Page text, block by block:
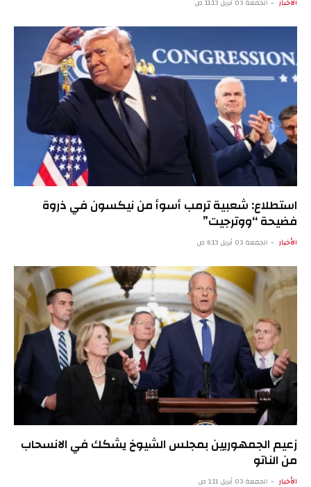
الأخبار الجمعة 03 أبريل 11:13 ص
استطلاع: شعبية ترمب أسوأ من نيكسون في ذروة
فضيحة “ووترجيت”
الأخبار الجمعة 03 أبريل 6:13 ص
زعيم الجمهوريين بمجلس الشيوخ يشكك في الانسحاب
من الناتو
الأخبار الجمعة 03 أبريل 1:11 ص